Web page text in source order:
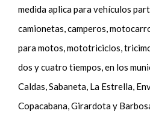
medida aplica para vehículos
camionetas, camperos,
para motos, mototriciclos,
dos y cuatro tiempos, en los
Caldas, Sabaneta, La Estrella,
Copacabana, Girardota y